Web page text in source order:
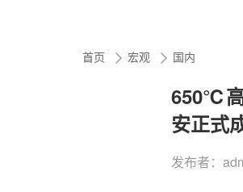
首页 宏观 国内
650℃高
安正式
发布者：